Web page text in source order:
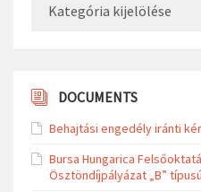
DOCUMENTS
Behajtási engedély iránti
Bursa Hungarica
Ösztöndíjpályázat „B” típusú